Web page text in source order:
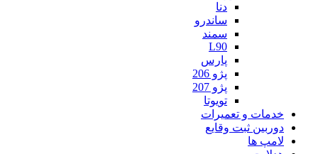
دنا
ساندرو
سمند
L90
پارس
پژو 206
پژو 207
تویوتا
خدمات و تعمیرات
دوربین ثبت وقایع
لامپ ها